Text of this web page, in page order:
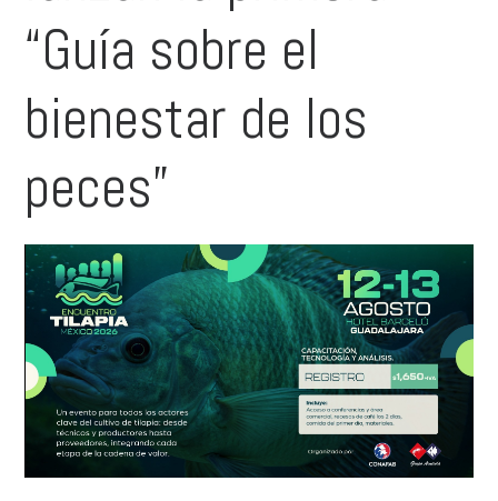
“Guía sobre el
bienestar de los
peces”